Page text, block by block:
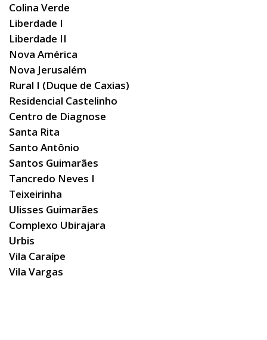
Colina Verde
Liberdade I
Liberdade II
Nova América
Nova Jerusalém
Rural I (Duque de Caxias)
Residencial Castelinho
Centro de Diagnose
Santa Rita
Santo Antônio
Santos Guimarães
Tancredo Neves I
Teixeirinha
Ulisses Guimarães
Complexo Ubirajara
Urbis
Vila Caraípe
Vila Vargas